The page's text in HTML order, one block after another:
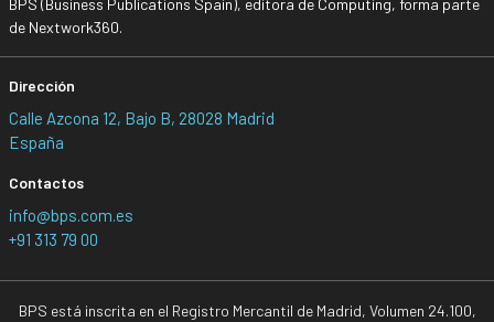
BPS (Business Publications Spain), editora de Computing, forma parte
de Nextwork360.
Dirección
Calle Azcona 12, Bajo B, 28028 Madrid
España
Contactos
info@bps.com.es
+91 313 79 00
BPS está inscrita en el Registro Mercantil de Madrid, Volumen 24.100,